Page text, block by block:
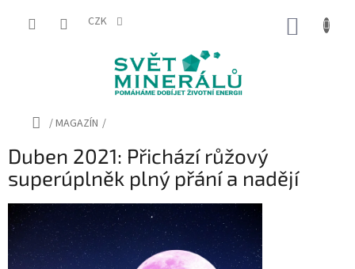
CZK
Domů
/MAGAZÍN /
Duben 2021: Přichází růžový
superúplněk plný přání a nadějí